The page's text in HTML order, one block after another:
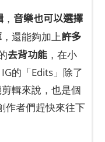
， 音樂也可以選擇
，還能夠加上許多
去背功能 ，在小
的「Edits」除了
輯來說，也是個
作者們趕快來往下